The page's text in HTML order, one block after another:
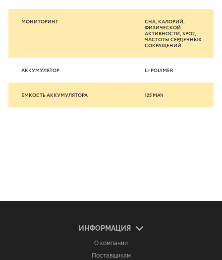
МОНИТОРИНГ
СНА, КАЛОРИЙ,
ФИЗИЧЕСКОЙ
АКТИВНОСТИ, SPO2,
ЧАСТОТЫ СЕРДЕЧНЫХ
СОКРАЩЕНИЙ
АККУМУЛЯТОР LI-POLYMER
ЕМКОСТЬ АККУМУЛЯТОРА 125 МАЧ
ИНФОРМАЦИЯ
О компании
Поставщикам